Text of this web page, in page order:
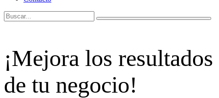
¡Mejora los resultados
de tu negocio!